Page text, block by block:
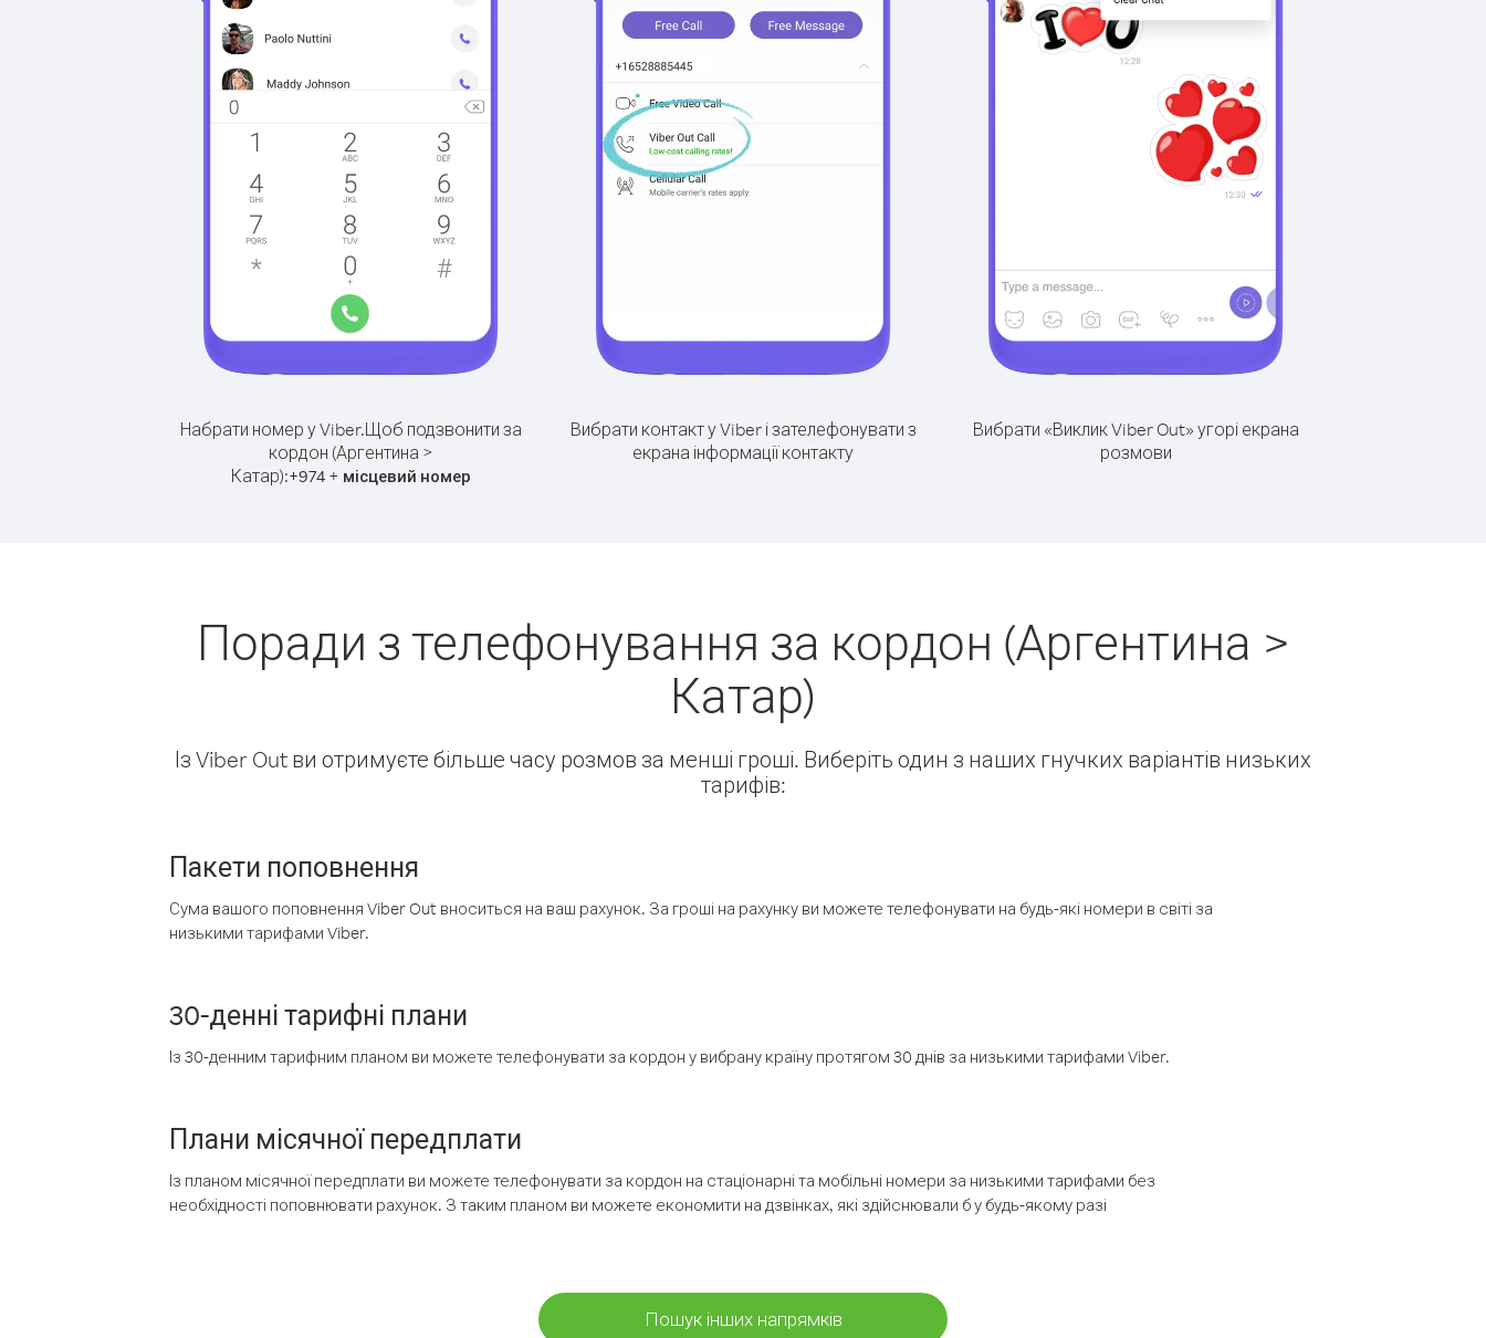
Набрати номер у Viber.Щоб подзвонити за
кордон (Аргентина >
Катар):+974+ місцевий номер
Вибрати контакт у Viber і зателефонувати з
екрана інформації контакту
Вибрати «Виклик Viber Out» угорі екрана
розмови
Поради з телефонування за кордон (Аргентина >
Катар)
Із Viber Out ви отримуєте більше часу розмов за менші гроші. Виберіть один з наших гнучких варіантів низьких
тарифів:
Пакети поповнення
Сума вашого поповнення Viber Out вноситься на ваш рахунок. За гроші на рахунку ви можете телефонувати на будь-які номери в світі за
низькими тарифами Viber.
30-денні тарифні плани
Із 30-денним тарифним планом ви можете телефонувати за кордон у вибрану країну протягом 30 днів за низькими тарифами Viber.
Плани місячної передплати
Із планом місячної передплати ви можете телефонувати за кордон на стаціонарні та мобільні номери за низькими тарифами без
необхідності поповнювати рахунок. З таким планом ви можете економити на дзвінках, які здійснювали б у будь-якому разі
Пошук інших напрямків